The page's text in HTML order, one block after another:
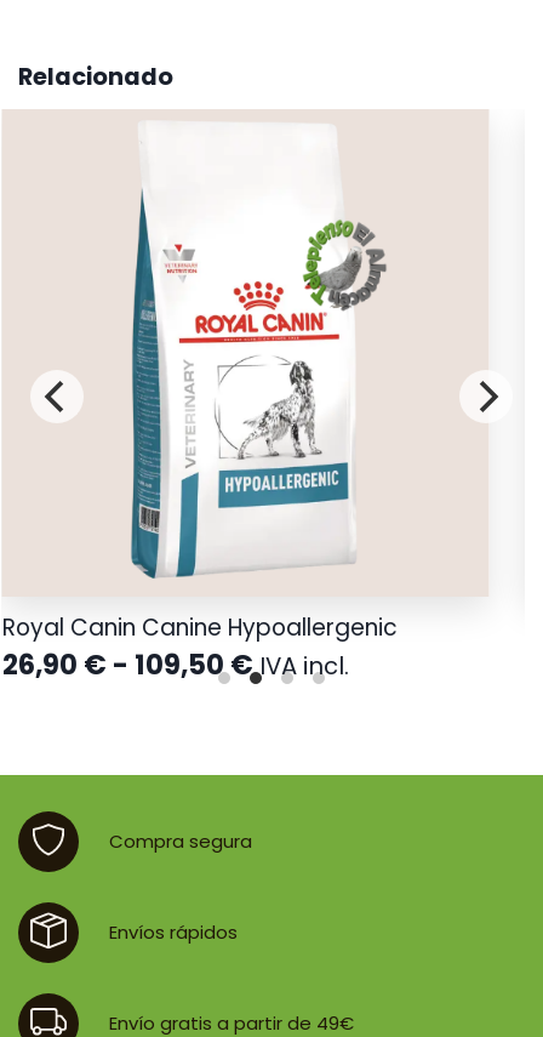
Relacionado
Royal Canin Canine Hypoallergenic
26,90 € - 109,50€Rango
de
26,90 €
IVA incl.
Compra segura
Envíos rápidos
Envío gratis a partir de 49€